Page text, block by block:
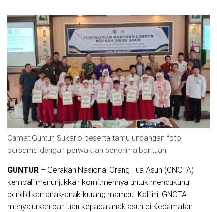
Camat Guntur, Sukarjo beserta tamu undangan foto
bersama dengan perwakilan penerima bantuan
GUNTUR – Gerakan Nasional Orang Tua Asuh (GNOTA)
kembali menunjukkan komitmennya untuk mendukung
pendidikan anak-anak kurang mampu. Kali ini, GNOTA
menyalurkan bantuan kepada anak asuh di Kecamatan